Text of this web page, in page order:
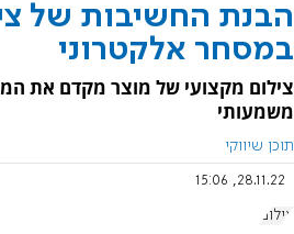
הבנת החשיבות של
במסחר אלקטרוני
צילום מקצועי של מוצר מקדם את
משמעותי
תוכן שיווקי
28.11.22, 15:06
צילום